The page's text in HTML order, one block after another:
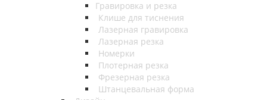
Гравировка и резка
Клише для тиснения
Лазерная гравировка
Лазерная резка
Номерки
Плотерная резка
Фрезерная резка
Штанцевальная форма